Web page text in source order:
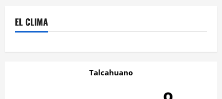
EL CLIMA
Talcahuano